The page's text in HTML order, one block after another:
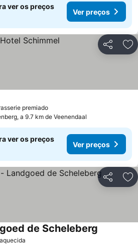
ver os preços
Ver preços
Partilhar
premiadoVer preços
preços
a 9.7 km de Veenendaal
ver os preços
Ver preços
Partilhar
de Scheleberg